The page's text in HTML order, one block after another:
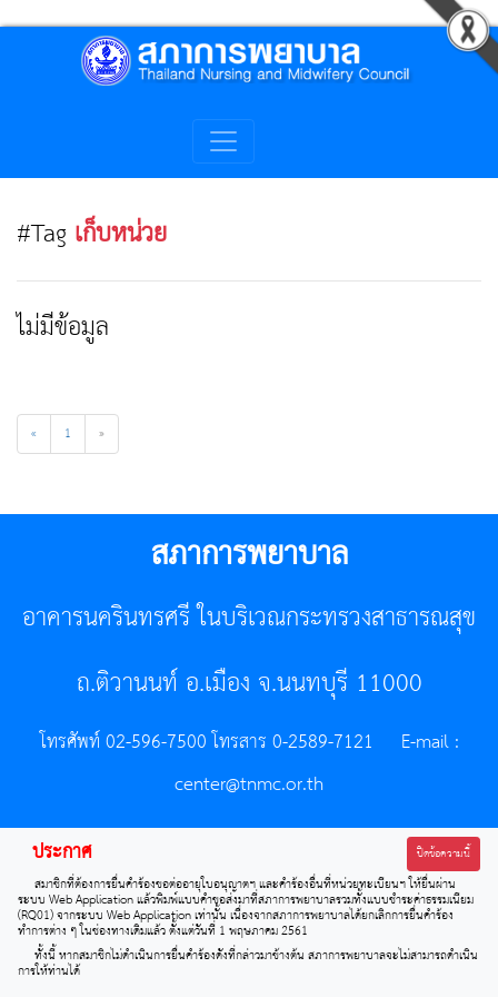
#Tag เก็บหน่วย
ไม่มีข้อมูล
« 1 »
สภาการพยาบาล
อาคารนครินทรศรี ในบริเวณกระทรวงสาธารณสุข
ถ.ติวานนท์ อ.เมือง จ.นนทบุรี 11000
โทรศัพท์ 02-596-7500 โทรสาร 0-2589-7121 E-mail :
center@tnmc.or.th
All right reserved by www.tnmc.or.th
ประกาศ ปิดข้อความนี้
สมาชิกที่ต้องการยื่นคำร้องขอต่ออายุใบอนุญาตฯ และคำร้องอื่นที่หน่วยทะเบียนฯ ให้ยื่นผ่าน
ระบบ Web Application แล้วพิมพ์แบบคำขอส่งมาที่สภาการพยาบาลรวมทั้งแบบชำระค่าธรรมเนียม
(RQ01) จากระบบ Web Application เท่านั้น เนื่องจากสภาการพยาบาลได้ยกเลิกการยื่นคำร้อง
ทำการต่าง ๆ ในช่องทางเดิมแล้ว ตั้งแต่วันที่ 1 พฤษภาคม 2561
ทั้งนี้ หากสมาชิกไม่ดำเนินการยื่นคำร้องดังที่กล่าวมาข้างต้น สภาการพยาบาลจะไม่สามารถดำเนิน
การให้ท่านได้